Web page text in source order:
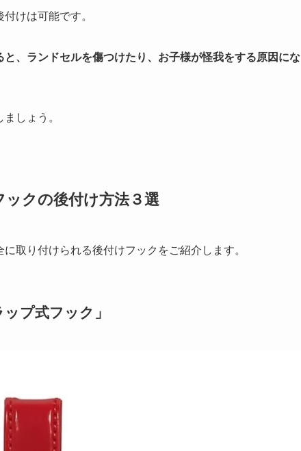
けは可能です。
、ランドセルを傷つけたり、お子様が怪我をする原因にな
しょう。
クの後付け方法３選
取り付けられる後付けフックをご紹介します。
プ式フック」